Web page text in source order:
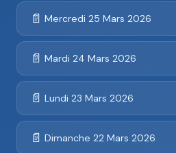
📄 Mercredi 25 Mars 2026
📄 Mardi 24 Mars 2026
📄 Lundi 23 Mars 2026
📄 Dimanche 22 Mars 2026